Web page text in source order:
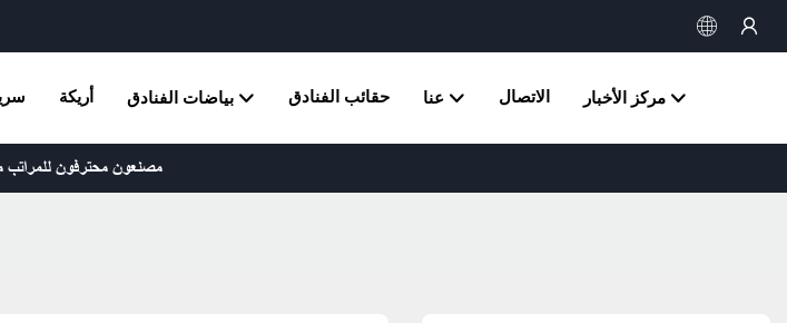
أريكة بياضات الفنادق حقائب الفنادق عنا الاتصال مركز الأخبار
مصنعون محترفون للمراتب منذ